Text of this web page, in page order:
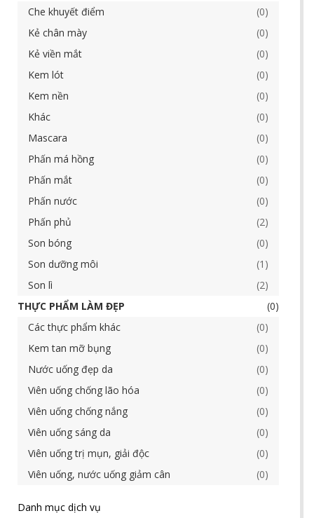
Che khuyết điểm
0
Kẻ chân mày
0
Kẻ viền mắt
0
Kem lót
0
Kem nền
0
Khác
0
Mascara
0
Phấn má hồng
0
Phấn mắt
0
Phấn nước
0
Phấn phủ
2
Son bóng
0
Son dưỡng môi
1
Son lì
2
THỰC PHẨM LÀM ĐẸP
0
Các thực phẩm khác
0
Kem tan mỡ bụng
0
Nước uống đẹp da
0
Viên uống chống lão hóa
0
Viên uống chống nắng
0
Viên uống sáng da
0
Viên uống trị mụn, giải độc
0
Viên uống, nước uống giảm cân
0
Danh mục dịch vụ